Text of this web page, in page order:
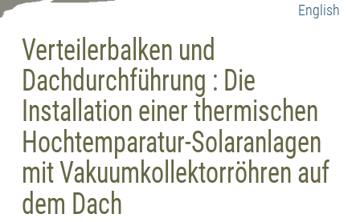
English
Verteilerbalken und
Dachdurchführung : Die
Installation einer thermischen
Hochtemparatur-Solaranlagen
mit Vakuumkollektorröhren auf
dem Dach